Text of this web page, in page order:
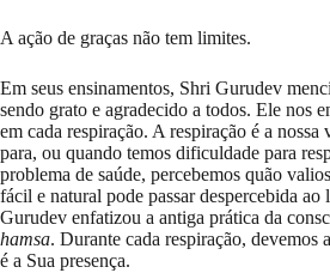
A ação de graças não tem limites.
Em seus ensinamentos, Shri Gurudev
sendo grato e agradecido a todos. Ele nos
em cada respiração. A respiração é a
para, ou quando temos dificuldade para
problema de saúde, percebemos quão
fácil e natural pode passar despercebida
Gurudev enfatizou a antiga prática da
hamsa. Durante cada respiração, devemos
é a Sua presença.